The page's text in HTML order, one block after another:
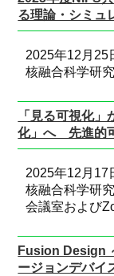
る理論・シミュ
2025年12月25
核融合科学研
「見る可視化
化」へ 先進的
2025年12月17
核融合科学研
会議室および
Fusion Design
ージョンデバイ